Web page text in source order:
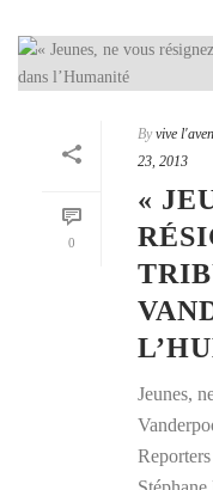
0
By vive
23, 2013
«
Jeunes,